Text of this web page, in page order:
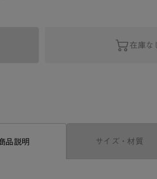
在庫な
品説明 サイズ・材質